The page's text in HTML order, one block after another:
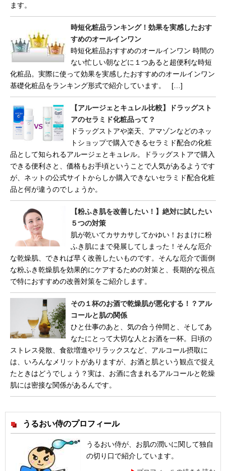
ます。
時短化粧品ランキング！効果を実感したおす
すめのオールインワン
時短化粧品おすすめのオールインワン 時間の
ない忙しい朝などに１つあると超便利な時短
化粧品。実際に使って効果を実感したおすすめのオールインワン
基礎化粧品をランキング形式で紹介しています。 […]
【アルージェとキュレル比較】ドラッグスト
アのセラミド化粧品って？
ドラッグストアや楽天、アマゾンなどのネッ
トショップで購入できるセラミド配合の化粧
品として知られるアルージェとキュレル。ドラッグストアで購入
できる便利さと、価格もお手頃ということで人気があるようです
が、ネットの公式サイトからしか購入できないセラミド配合化粧
品と何が違うのでしょうか。
【粉ふき肌を改善したい！】絶対に試したい
５つの対策
肌が乾いてカサカサしてかゆい！おまけに粉
ふき肌にまで発展してしまった！そんな厄介
な乾燥肌、できれば早く改善したいものです。そんな厄介で面倒
な粉ふき乾燥肌を効果的にケアするための対策と、長期的な視点
で特におすすめの改善対策をご紹介します。
その１杯のお酒で乾燥肌が悪化する！？アル
コールと肌の関係
ひと仕事のあと、気の合う仲間と、そしてあ
なたにとって大切な人とお酒を一杯。日頃の
ストレス発散、食欲増進やリラックスなど、アルコール摂取に
は、いろんなメリットがありますが、お酒と肌という観点で捉え
たときはどうでしょう？実は、お酒に含まれるアルコールと乾燥
肌には密接な関係があるんです。
うるおい侍のプロフィール
うるおい侍が、お肌の潤いに関して独自
の切り口で紹介しています。